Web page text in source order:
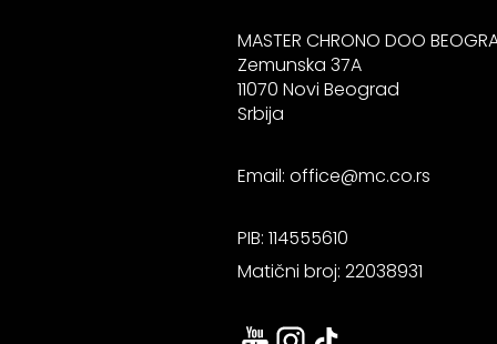
MASTER CHRONO DOO
Zemunska 37A
11070 Novi Beograd
Srbija
Email: office@mc.co.rs
PIB: 114555610
Matični broj: 22038931